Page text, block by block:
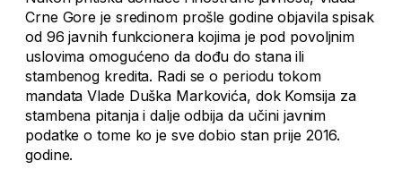
Crne Gore je sredinom prošle godine objavila spisak
od 96 javnih funkcionera kojima je pod povoljnim
uslovima omogućeno da dođu do stana ili
stambenog kredita. Radi se o periodu tokom
mandata Vlade Duška Markovića, dok Komsija za
stambena pitanja i dalje odbija da učini javnim
podatke o tome ko je sve dobio stan prije 2016.
godine.